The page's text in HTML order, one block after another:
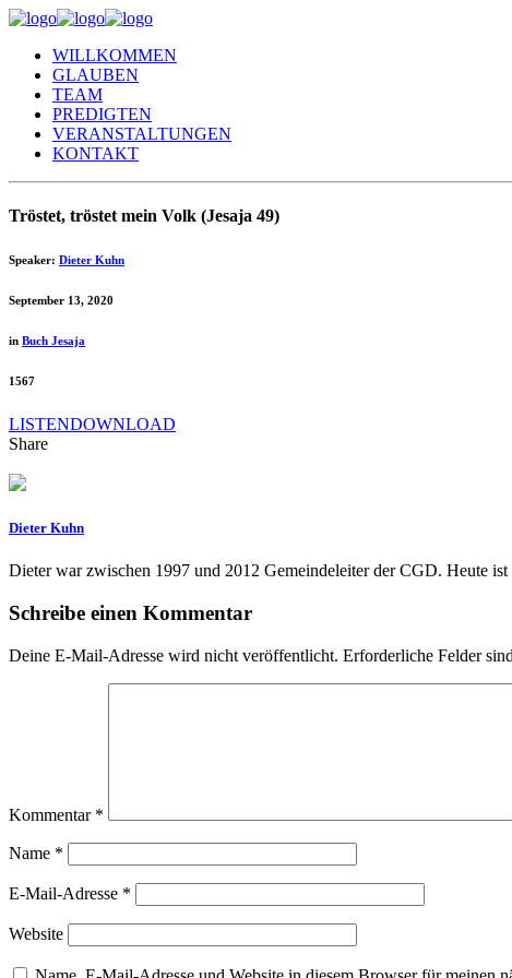
WILLKOMMEN
GLAUBEN
TEAM
PREDIGTEN
VERANSTALTUNGEN
KONTAKT
Tröstet, tröstet mein Volk (Jesaja 49)
Speaker: Dieter Kuhn
September 13, 2020
in Buch Jesaja
1567
LISTENDOWNLOAD
Share
Dieter Kuhn
Dieter war zwischen 1997 und 2012 Gemeindeleiter der CGD. Heute
Schreibe einen Kommentar
Deine E-Mail-Adresse wird nicht veröffentlicht. Erforderliche Felder
Kommentar *
Name *
E-Mail-Adresse *
Website